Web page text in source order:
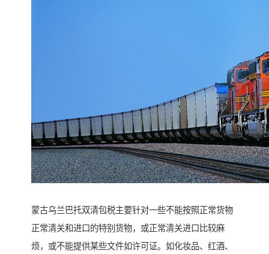
蒙古乌兰巴托双清包税主要针对一些不能按照正常货物
正常清关和进口的特别货物，或正常清关进口比较麻
烦，或不能提供某些文件如许可证。如化妆品、红酒、